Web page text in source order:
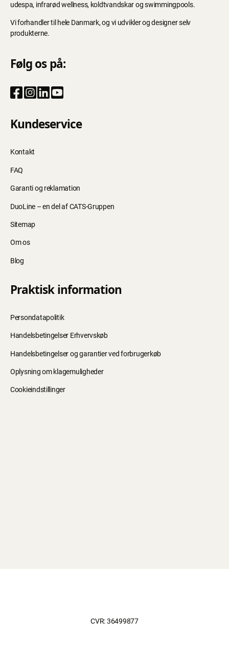
udespa, infrarød wellness, koldtvandskar og swimmingpools.
Vi forhandler til hele Danmark, og vi udvikler og designer selv
produkterne.
Følg os på:
Kundeservice
Kontakt
FAQ
Garanti og reklamation
DuoLine – en del af CATS-Gruppen
Sitemap
Om os
Blog
Praktisk information
Persondatapolitik
Handelsbetingelser Erhvervskøb
Handelsbetingelser og garantier ved forbrugerkøb
Oplysning om klagemuligheder
Cookieindstillinger
CVR: 36499877